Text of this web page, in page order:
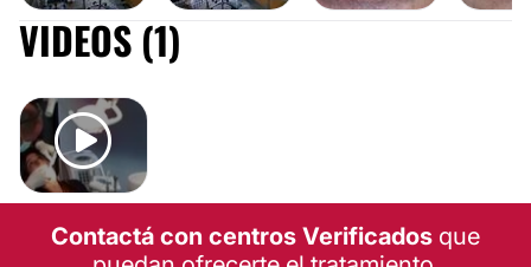
VIDEOS (1)
Contactá con centros Verificados que